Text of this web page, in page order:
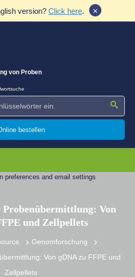
version? Click here. ×
von Proben
bestellen
Von
und Zellpellets
Genomforschung
Von gDNA zu FFPE und
Zellpellets